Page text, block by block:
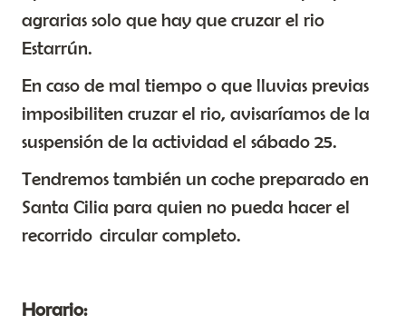
agrarias solo que hay que cruzar el rio
Estarrún.
En caso de mal tiempo o que lluvias previas
imposibiliten cruzar el rio, avisaríamos de la
suspensión de la actividad el sábado 25.
Tendremos también un coche preparado en
Santa Cilia para quien no pueda hacer el
recorrido circular completo.
Horario: